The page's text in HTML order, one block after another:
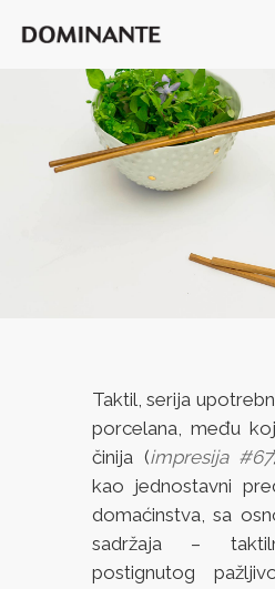
Taktil, serija
porcelana, među
činija (impresija #67
kao jednostavni
domaćinstva, sa
sadržaja –
postignutog